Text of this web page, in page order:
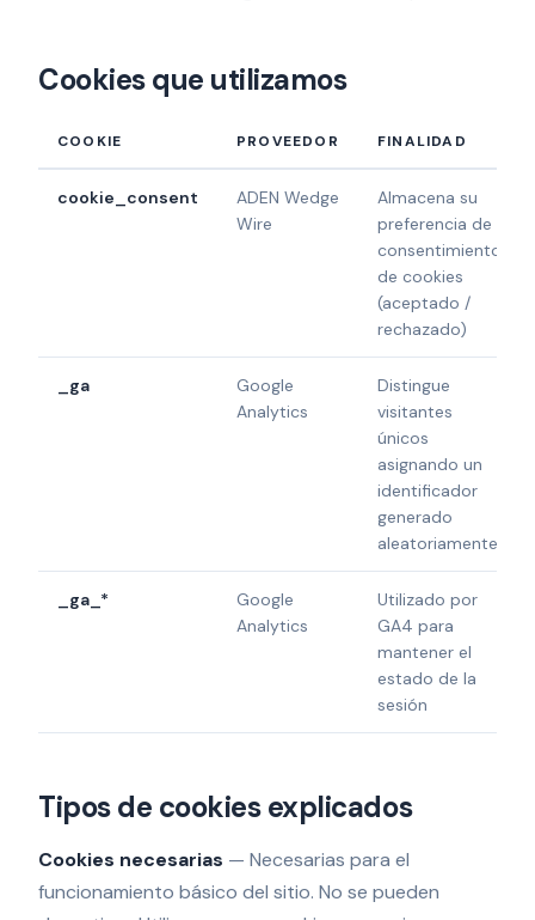
Cookies que utilizamos
COOKIE PROVEEDOR FINALIDAD
cookie_consent
ADEN Wedge
Wire
Almacena su
preferencia de
consentimiento
de cookies
(aceptado /
rechazado)
_ga
Google
Analytics
Distingue
visitantes
únicos
asignando un
identificador
generado
aleatoriamente
_ga_*
Google
Analytics
Utilizado por
GA4 para
mantener el
estado de la
sesión
Tipos de cookies explicados
Cookies necesarias — Necesarias para el
funcionamiento básico del sitio. No se pueden